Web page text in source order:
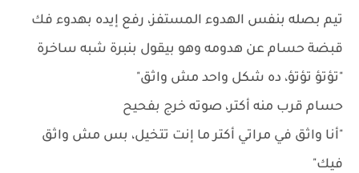
تيم بصله بنفس الهدوء المستفز، رفع إيده بهدوء فك
قبضة حسام عن هدومه وهو بيقول بنبرة شبه ساخرة
"تؤتؤ تؤتؤ، ده شكل واحد مش واثق"
حسام قرب منه أكتر، صوته خرج بفحيح
"أنا واثق في مراتي أكتر ما إنت تتخيل، بس مش واثق
فيك"